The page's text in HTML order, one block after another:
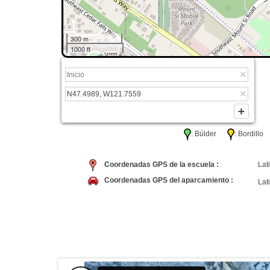
300 m
1000 ft
: Búlder :
Coordenadas GPS de la escuela :
Coordenadas GPS del aparcamiento :